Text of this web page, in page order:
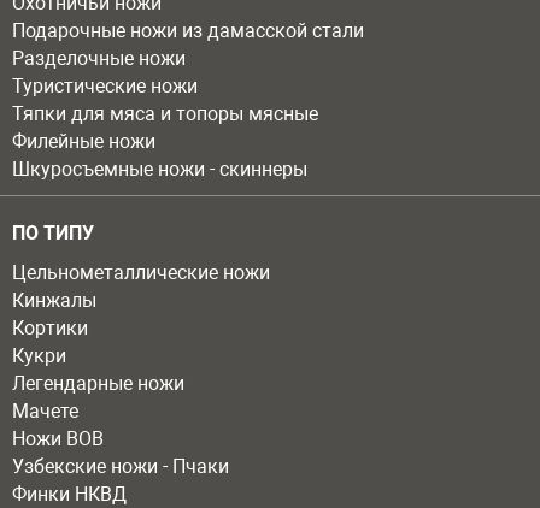
Подарочные ножи из дамасской стали
Разделочные ножи
Туристические ножи
Тяпки для мяса и топоры мясные
Филейные ножи
Шкуросъемные ножи - скиннеры
ПО ТИПУ
Цельнометаллические ножи
Кинжалы
Кортики
Кукри
Легендарные ножи
Мачете
Ножи ВОВ
Узбекские ножи - Пчаки
Финки НКВД